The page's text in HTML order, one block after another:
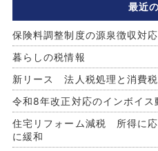
最近
保険料調整制度の源泉徴収対応
暮らしの税情報
新リース 法人税処理と消費
令和8年改正対応のインボイス
住宅リフォーム減税 所得に
に緩和